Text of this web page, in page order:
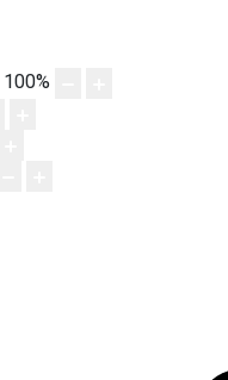
100%